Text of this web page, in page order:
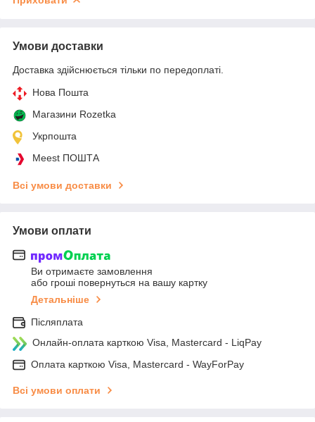
Умови доставки
Доставка здійснюється тільки по передоплаті.
Нова Пошта
Магазини Rozetka
Укрпошта
Meest ПОШТА
Всі умови доставки
Умови оплати
Ви отримаєте замовлення
або гроші повернуться на вашу картку
Детальніше
Післяплата
Онлайн-оплата карткою Visa, Mastercard - LiqPay
Оплата карткою Visa, Mastercard - WayForPay
Всі умови оплати